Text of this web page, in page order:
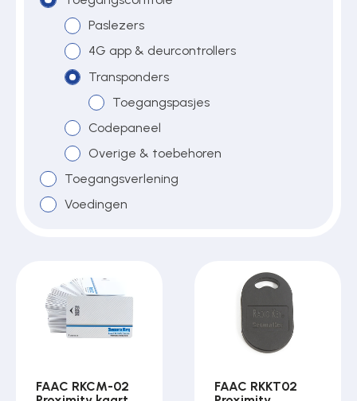
Voedingen
Over ons
Contact
Paslezers
4G app & deurcontrollers
Transponders
Toegangspasjes
Codepaneel
Overige & toebehoren
Toegangsverlening
Voedingen
FAAC RKCM-02
FAAC RKKT02